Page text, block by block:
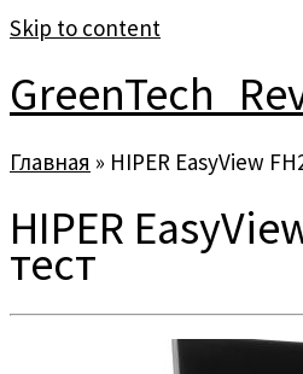
Skip to content
Главная » HIPER EasyView
HIPER
тест